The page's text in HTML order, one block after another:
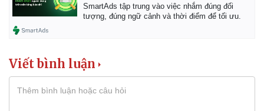
SmartAds tập trung vào việc nhắm đúng đối
tượng, đúng ngữ cảnh và thời điểm để tối ưu.
Viết bình luận